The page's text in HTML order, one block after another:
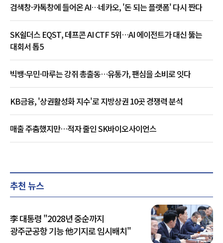
검색창·카톡창에 들어온 AI…네카오, '돈 되는 플랫폼' 다시 짠다
SK쉴더스 EQST, 데프콘 AI CTF 5위…AI 에이전트가 대신 뚫는
대회서 톱5
빅뱅·무민·마루는 강쥐 총출동…유통가, 팬심을 소비로 잇다
KB금융, '상권활성화 지수'로 지방상권 10곳 경쟁력 분석
매출 주춤했지만…적자 줄인 SK바이오사이언스
추천 뉴스
李 대통령 "2028년 중순까지
광주군공항 기능 他기지로 임시배치"